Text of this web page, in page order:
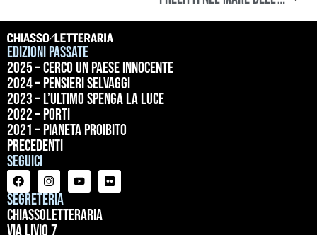
Edizioni passate
2025 – Cerco un paese innocente
2024 – Pensieri selvaggi
2023 – L’ultimo spenga la luce
2022 – Porti
2021 – Pianeta proibito
precedenti
Seguici
Segreteria
ChiassoLetteraria
Via Livio 7